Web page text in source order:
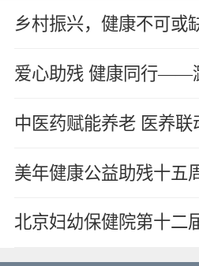
乡村振兴，健康不可或
爱心助残 健康同行——
中医药赋能养老 医养联
美年健康公益助残十五
北京妇幼保健院第十二